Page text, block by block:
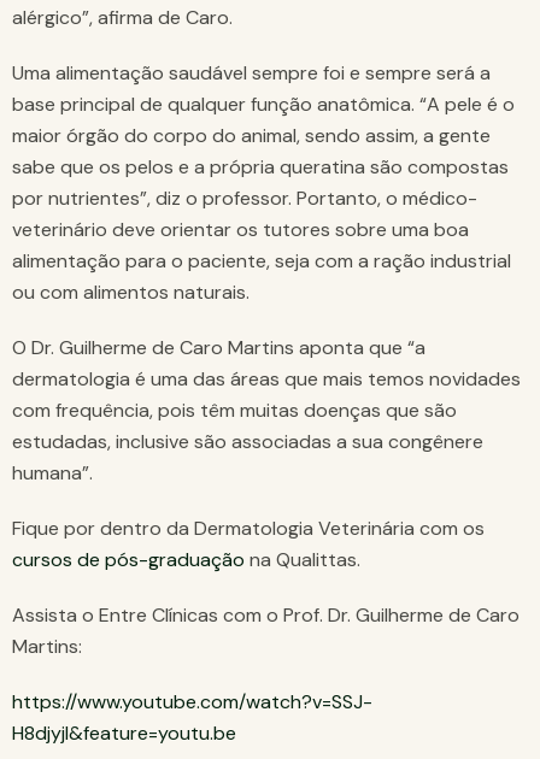
alérgico”, afirma de Caro.
Uma alimentação saudável sempre foi e sempre será a
base principal de qualquer função anatômica. “A pele é o
maior órgão do corpo do animal, sendo assim, a gente
sabe que os pelos e a própria queratina são compostas
por nutrientes”, diz o professor. Portanto, o médico-
veterinário deve orientar os tutores sobre uma boa
alimentação para o paciente, seja com a ração industrial
ou com alimentos naturais.
O Dr. Guilherme de Caro Martins aponta que “a
dermatologia é uma das áreas que mais temos novidades
com frequência, pois têm muitas doenças que são
estudadas, inclusive são associadas a sua congênere
humana”.
Fique por dentro da Dermatologia Veterinária com os
cursos de pós-graduação na Qualittas.
Assista o Entre Clínicas com o Prof. Dr. Guilherme de Caro
Martins:
https://www.youtube.com/watch?v=SSJ-
H8djyjI&feature=youtu.be